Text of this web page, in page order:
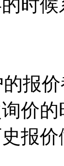
时
报
价
报